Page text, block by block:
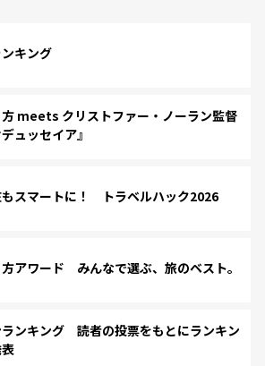
キング
meets クリストファー・ノーラン監督
ュッセイア』
スマートに！ トラベルハック2026
アワード みんなで選ぶ、旅のベスト。
ンキング 読者の投票をもとにランキン